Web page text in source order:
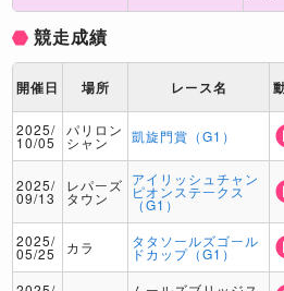
競走成績
開催日 場所 レース名
2025/
10/05
パリロン
シャン 凱旋門賞（G1）
2025/
09/13
レパーズ
タウン
アイリッシュチャン
ピオンステークス
（G1）
2025/
05/25 カラ タタソールズゴール
ドカップ（G1）